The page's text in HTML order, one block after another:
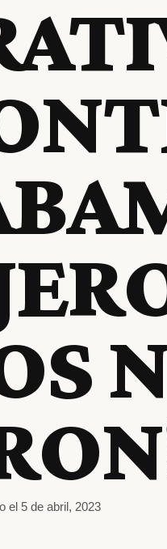
el 5 de abril, 2023